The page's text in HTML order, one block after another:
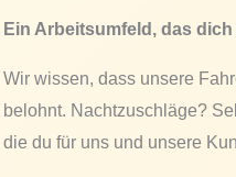
Ein Arbeitsumfeld, das
Wir wissen, dass unsere
belohnt. Nachtzuschläge?
die du für uns und unsere